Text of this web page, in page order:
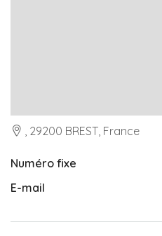
, 29200 BREST, France
Numéro fixe
E-mail